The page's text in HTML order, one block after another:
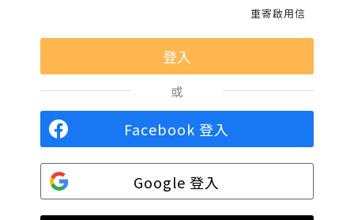
重寄啟用信
或
Facebook 登入
Google 登入